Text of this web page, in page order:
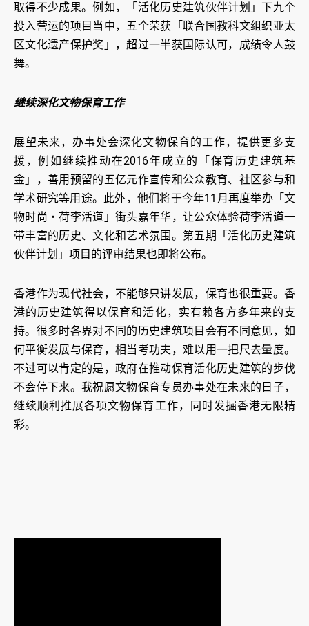
取得不少成果。例如，「活化历史建筑伙伴计划」下九个
投入营运的项目当中，五个荣获「联合国教科文组织亚太
区文化遗产保护奖」，超过一半获国际认可，成绩令人鼓
舞。
继续深化文物保育工作
展望未来，办事处会深化文物保育的工作，提供更多支
援，例如继续推动在2016年成立的「保育历史建筑基
金」，善用预留的五亿元作宣传和公众教育、社区参与和
学术研究等用途。此外，他们将于今年11月再度举办「文
物时尚‧荷李活道」街头嘉年华，让公众体验荷李活道一
带丰富的历史、文化和艺术氛围。第五期「活化历史建筑
伙伴计划」项目的评审结果也即将公布。
香港作为现代社会，不能够只讲发展，保育也很重要。香
港的历史建筑得以保育和活化，实有赖各方多年来的支
持。很多时各界对不同的历史建筑项目会有不同意见，如
何平衡发展与保育，相当考功夫，难以用一把尺去量度。
不过可以肯定的是，政府在推动保育活化历史建筑的步伐
不会停下来。我祝愿文物保育专员办事处在未来的日子，
继续顺利推展各项文物保育工作，同时发掘香港无限精
彩。